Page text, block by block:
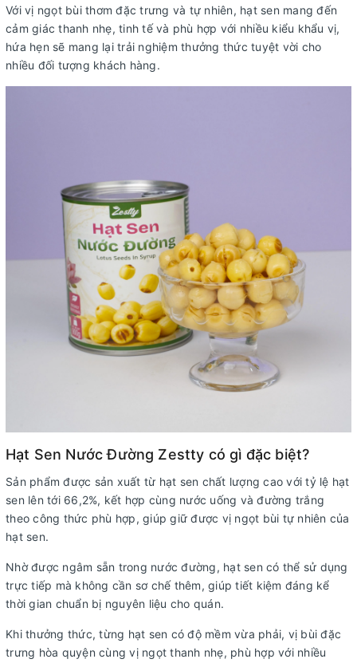
Với vị ngọt bùi thơm đặc trưng và tự nhiên, hạt sen mang đến
cảm giác thanh nhẹ, tinh tế và phù hợp với nhiều kiểu khẩu vị,
hứa hẹn sẽ mang lại trải nghiệm thưởng thức tuyệt vời cho
nhiều đối tượng khách hàng.
Hạt Sen Nước Đường Zestty có gì đặc biệt?
Sản phẩm được sản xuất từ hạt sen chất lượng cao với tỷ lệ hạt
sen lên tới 66,2%, kết hợp cùng nước uống và đường trắng
theo công thức phù hợp, giúp giữ được vị ngọt bùi tự nhiên của
hạt sen.
Nhờ được ngâm sẵn trong nước đường, hạt sen có thể sử dụng
trực tiếp mà không cần sơ chế thêm, giúp tiết kiệm đáng kể
thời gian chuẩn bị nguyên liệu cho quán.
Khi thưởng thức, từng hạt sen có độ mềm vừa phải, vị bùi đặc
trưng hòa quyện cùng vị ngọt thanh nhẹ, phù hợp với nhiều